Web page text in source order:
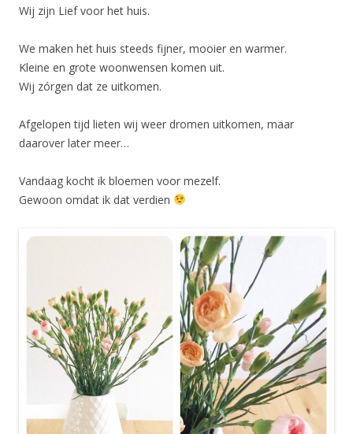
Wij zijn Lief voor het huis.
We maken het huis steeds fijner, mooier en warmer.
Kleine en grote woonwensen komen uit.
Wij zórgen dat ze uitkomen.
Afgelopen tijd lieten wij weer dromen uitkomen, maar
daarover later meer…
Vandaag kocht ik bloemen voor mezelf.
Gewoon omdat ik dat verdien